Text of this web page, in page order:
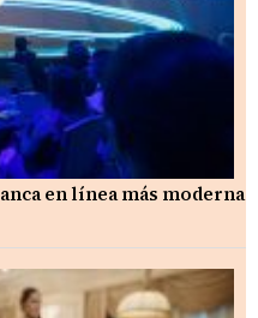
en línea más moderna